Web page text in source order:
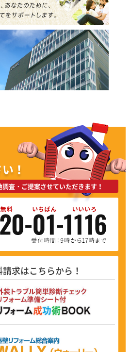
！
査・ご提案させていただきます！
請求はこちらから！